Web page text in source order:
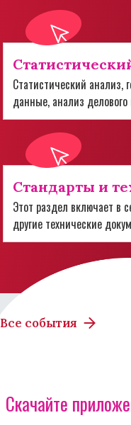
Статистический анализ,
данные, анализ
Стандарты и
Этот раздел включает в
другие технические
Все события
Скачайте